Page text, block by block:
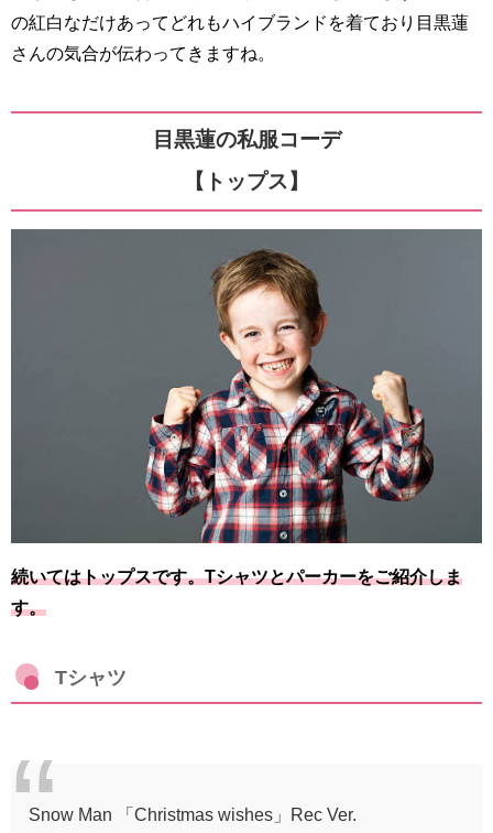
の紅白なだけあってどれもハイブランドを着ており目黒蓮
さんの気合が伝わってきますね。
目黒蓮の私服コーデ
【トップス】
続いてはトップスです。Tシャツとパーカーをご紹介しま
す。
Tシャツ
Snow Man 「Christmas wishes」Rec Ver.